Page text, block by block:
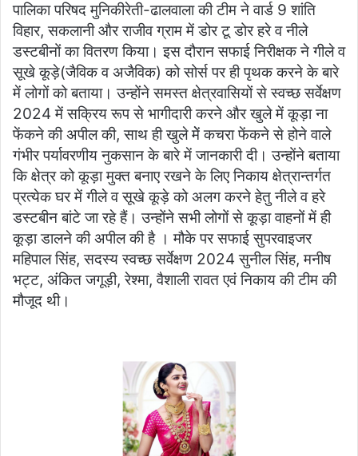
पालिका परिषद मुनिकीरेती-ढालवाला की टीम ने वार्ड 9 शांति
विहार, सकलानी और राजीव ग्राम में डोर टू डोर हरे व नीले
डस्टबीनों का वितरण किया। इस दौरान सफाई निरीक्षक ने गीले व
सूखे कूड़े(जैविक व अजैविक) को सोर्स पर ही पृथक करने के बारे
में लोगों को बताया। उन्होंने समस्त क्षेत्रवासियों से स्वच्छ सर्वेक्षण
2024 में सक्रिय रूप से भागीदारी करने और खुले में कूड़ा ना
फेंकने की अपील की, साथ ही खुले मेें कचरा फेंकने से होने वाले
गंभीर पर्यावरणीय नुकसान के बारे में जानकारी दी। उन्होंने बताया
कि क्षेत्र को कूड़ा मुक्त बनाए रखने के लिए निकाय क्षेत्रान्तर्गत
प्रत्येक घर में गीले व सूखे कूड़े को अलग करने हेतु नीले व हरे
डस्टबीन बांटे जा रहे हैं। उन्होंने सभी लोगों से कूड़ा वाहनों में ही
कूड़ा डालने की अपील की है । मौके पर सफाई सुपरवाइजर
महिपाल सिंह, सदस्य स्वच्छ सर्वेक्षण 2024 सुनील सिंह, मनीष
भट्ट, अंकित जगूड़ी, रेश्मा, वैशाली रावत एवं निकाय की टीम की
मौजूद थी।